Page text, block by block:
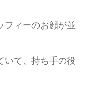
フィーのお顔が並
いて、持ち手の役